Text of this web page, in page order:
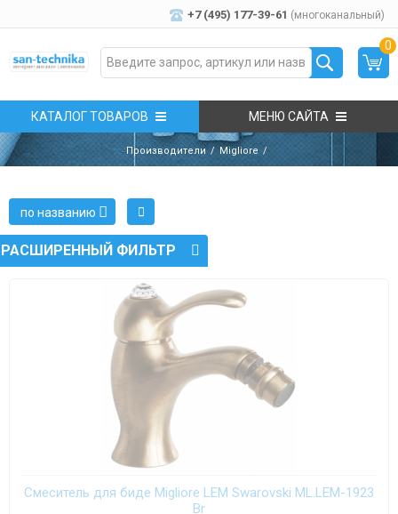
+7 (495) 177-39-61 (многоканальный)
0
КАТАЛОГ ТОВАРОВ МЕНЮ САЙТА
Производители Migliore
РАСШИРЕННЫЙ ФИЛЬТР
по названию
Смеситель для биде Migliore LEM Swarovski ML.LEM-1923
Br